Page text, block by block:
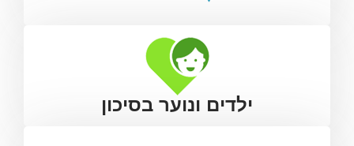
ילדים ונוער בסיכון